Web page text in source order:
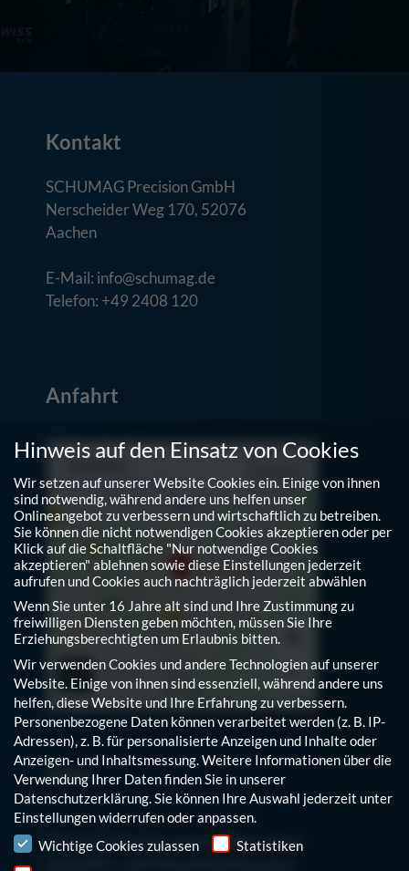
Kontakt
SCHUMAG Precision GmbH
Nerscheider Weg 170, 52076
Aachen
E-Mail: info@schumag.de
Telefon: +49 2408 120
Anfahrt
Infos
Bitte beachten Sie unsere Allgemeinen
Hinweis auf den Einsatz von Cookies
Wir setzen auf unserer Website Cookies ein. Einige von ihnen
sind notwendig, während andere uns helfen unser
Onlineangebot zu verbessern und wirtschaftlich zu betreiben.
Sie können die nicht notwendigen Cookies akzeptieren oder per
Klick auf die Schaltfläche "Nur notwendige Cookies
akzeptieren" ablehnen sowie diese Einstellungen jederzeit
aufrufen und Cookies auch nachträglich jederzeit abwählen
Wenn Sie unter 16 Jahre alt sind und Ihre Zustimmung zu
freiwilligen Diensten geben möchten, müssen Sie Ihre
Erziehungsberechtigten um Erlaubnis bitten.
Wir verwenden Cookies und andere Technologien auf unserer
Website. Einige von ihnen sind essenziell, während andere uns
helfen, diese Website und Ihre Erfahrung zu verbessern.
Personenbezogene Daten können verarbeitet werden (z. B. IP-
Adressen), z. B. für personalisierte Anzeigen und Inhalte oder
Anzeigen- und Inhaltsmessung.Weitere Informationen über die
Verwendung Ihrer Daten finden Sie in unserer
Datenschutzerklärung.Sie können Ihre Auswahl jederzeit unter
Einstellungenwiderrufen oder anpassen.
Hinweis auf den Einsatz von Cookies
Wichtige Cookies zulassen
Statistiken